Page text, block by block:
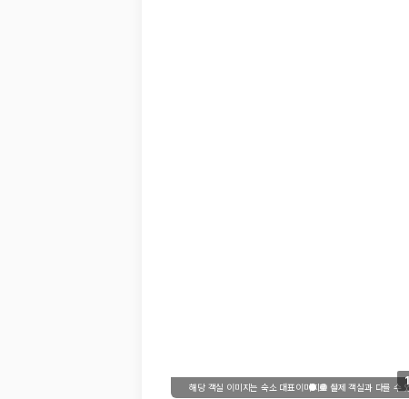
Q. 제주 렌트카 가격비교 시 보험도 함께 비교할 수 있나요?
해당 객실 이미지는 숙소 대표이미지로 실제 객실과 다를 수